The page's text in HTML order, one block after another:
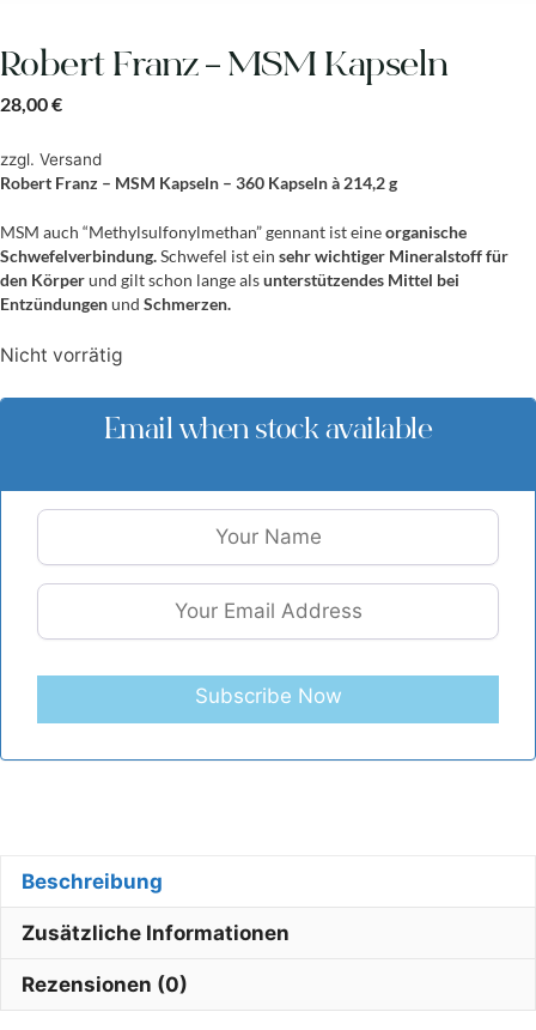
Robert Franz – MSM Kapseln
28,00€
zzgl. Versand
Robert Franz – MSM Kapseln – 360 Kapseln à 214,2 g
MSM auch “Methylsulfonylmethan” gennant ist eineorganische
Schwefelverbindung.Schwefel ist ein sehr wichtiger Mineralstoff für
den Körperund gilt schon lange alsunterstützendes Mittel bei
Entzündungenund Schmerzen.
Nicht vorrätig
Email when stock available
Subscribe Now
Beschreibung
Zusätzliche Informationen
Rezensionen (0)